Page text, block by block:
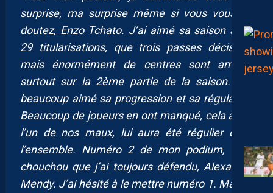
surprise, ma surprise même si vous vous en
doutez, Enzo Tchato. J’ai aimé sa saison avec
29 titularisations, que trois passes décisives
mais énormément de centres sont arrivés,
surtout sur la 2ème partie de la saison. J’ai
beaucoup aimé sa progression et sa régularité.
Beaucoup de joueurs en ont manqué, cela a été
l’un de nos maux, lui aura été régulier dans
l’ensemble. Numéro 2 de mon podium, mon
chouchou que j’ai toujours défendu, Alexandre
Mendy. J’ai hésité à le mettre numéro 1. Malgré